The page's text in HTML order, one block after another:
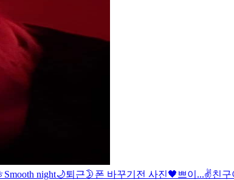
Smooth night🌙퇴근🌛 폰 바꾸기전 사진🖤 쁘이...✌️친구